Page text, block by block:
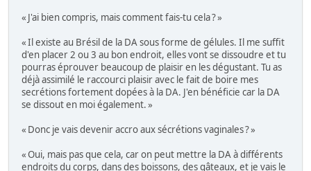
« J'ai bien compris, mais comment fais-tu cela ? »
« Il existe au Brésil de la DA sous forme de gélules. Il me suffit
d'en placer 2 ou 3 au bon endroit, elles vont se dissoudre et tu
pourras éprouver beaucoup de plaisir en les dégustant. Tu as
déjà assimilé le raccourci plaisir avec le fait de boire mes
secrétions fortement dopées à la DA. J'en bénéficie car la DA
se dissout en moi également. »
« Donc je vais devenir accro aux sécrétions vaginales ? »
« Oui, mais pas que cela, car on peut mettre la DA à différents
endroits du corps, dans des boissons, des gâteaux, et je vais le